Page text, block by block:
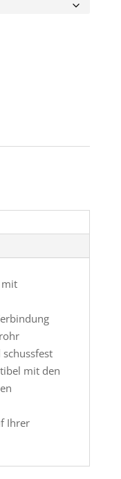
mit
mit den
Ihrer